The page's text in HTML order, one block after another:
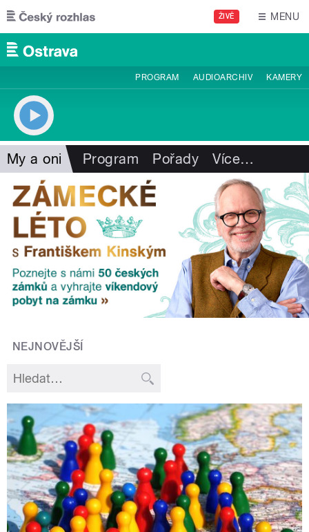
Přejít k hlavnímu obsahu
ŽIVĚ MENU
PROGRAM AUDIOARCHIV KAMERY
My a oni Program Pořady Více…
NEJNOVĚJŠÍ